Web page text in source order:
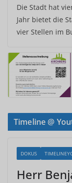
Die Stadt hat
Jahr bietet die
vier Stellen im
Timeline @
DOKUS
Herr